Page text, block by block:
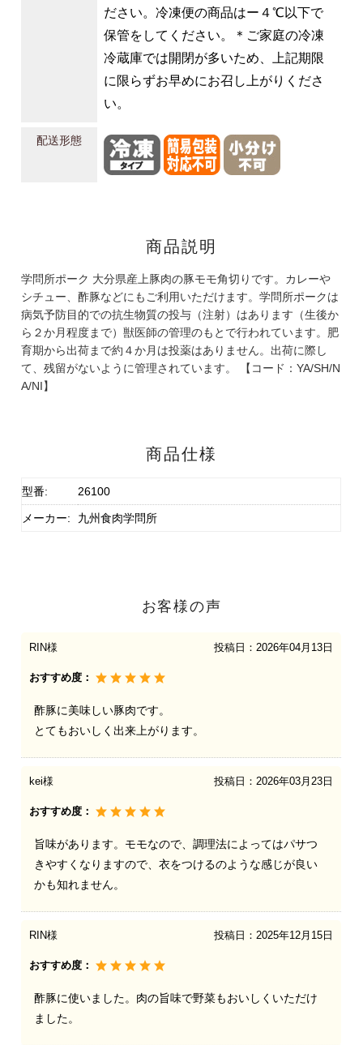
ださい。冷凍便の商品はー４℃以下で
保管をしてください。＊ご家庭の冷凍
冷蔵庫では開閉が多いため、上記期限
に限らずお早めにお召し上がりくださ
い。
配送形態
商品説明
学問所ポーク 大分県産上豚肉の豚モモ角切りです。カレーや
シチュー、酢豚などにもご利用いただけます。学問所ポークは
病気予防目的での抗生物質の投与（注射）はあります（生後か
ら２か月程度まで）獣医師の管理のもとで行われています。肥
育期から出荷まで約４か月は投薬はありません。出荷に際し
て、残留がないように管理されています。 【コード：YA/SH/N
A/NI】
商品仕様
型番: 26100
メーカー: 九州食肉学問所
お客様の声
RIN様 投稿日：2026年04月13日
おすすめ度：
酢豚に美味しい豚肉です。
とてもおいしく出来上がります。
kei様 投稿日：2026年03月23日
おすすめ度：
旨味があります。モモなので、調理法によってはパサつ
きやすくなりますので、衣をつけるのような感じが良い
かも知れません。
RIN様 投稿日：2025年12月15日
おすすめ度：
酢豚に使いました。肉の旨味で野菜もおいしくいただけ
ました。